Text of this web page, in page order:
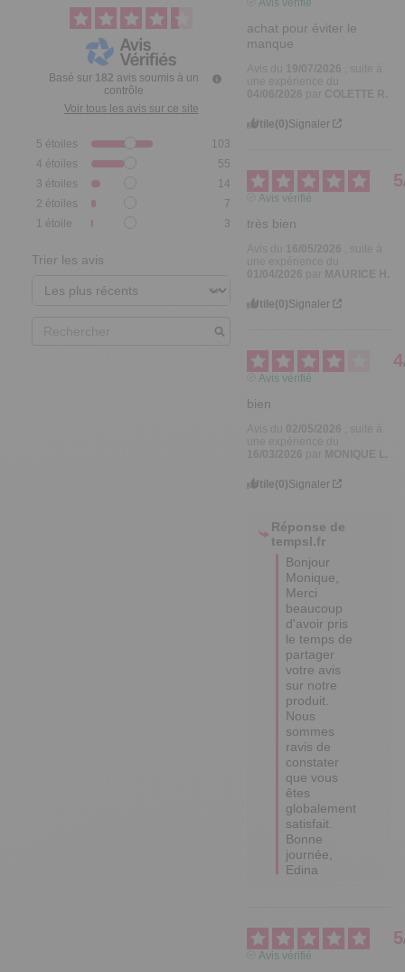
Basé sur 182 avis soumis à un
contrôle
Voir tous les avis sur ce site
5 étoiles
103
4 étoiles
55
3 étoiles
14
2 étoiles
7
1 étoile 3
Trier les avis
Avis vérifié
achat pour éviter le
manque
Utile(0)Signaler
5
Avis vérifié
très bien
Utile(0)Signaler
4
Avis vérifié
bien
02/05/2026
16/03/2026
par MONIQUE L.
Utile(0)Signaler
Réponse de
tempsl.fr
Bonjour
Monique,
Merci
beaucoup
d'avoir pris
le temps de
partager
votre avis
sur notre
produit.
Nous
sommes
ravis de
constater
que vous
êtes
globalement
satisfait.
Bonne
journée,
Edina
5
Avis vérifié